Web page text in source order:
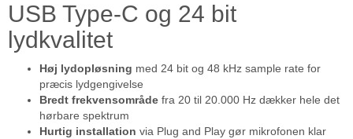
USB Type-C og 24 bit
lydkvalitet
Høj lydopløsning med 24 bit og 48 kHz sample rate for
præcis lydgengivelse
Bredt frekvensområde fra 20 til 20.000 Hz dækker hele det
hørbare spektrum
Hurtig installation via Plug and Play gør mikrofonen klar